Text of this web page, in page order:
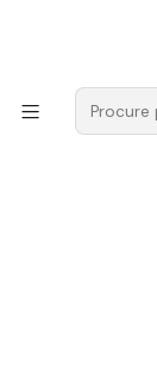
Van Zellers &